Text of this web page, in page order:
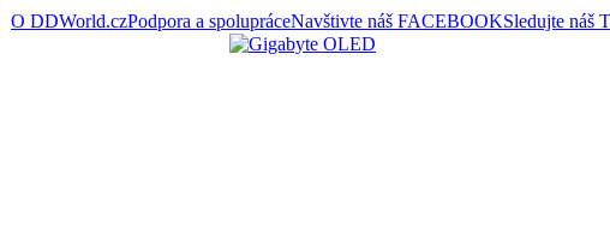
O DDWorld.czPodpora a spolupráceNavštivte náš FACEBOOKSledujte náš